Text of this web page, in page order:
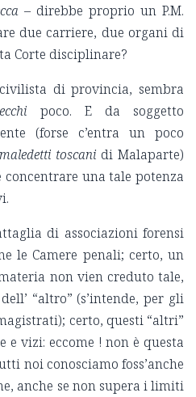
– direbbe proprio un P.M.
due carriere, due organi di
Corte disciplinare?
di provincia, sembra
poco. E da soggetto
(forse c’entra un poco
maledetti toscani di Malaparte)
una tale potenza
di associazioni forensi
le Camere penali; certo, un
non vien creduto tale,
“altro” (s’intende, per gli
certo, questi “altri”
e vizi: eccome ! non è questa
noi conosciamo foss’anche
anche se non supera i limiti